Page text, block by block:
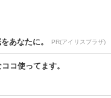
あなたに。 PR(アイリスプラザ)
コ使ってます。